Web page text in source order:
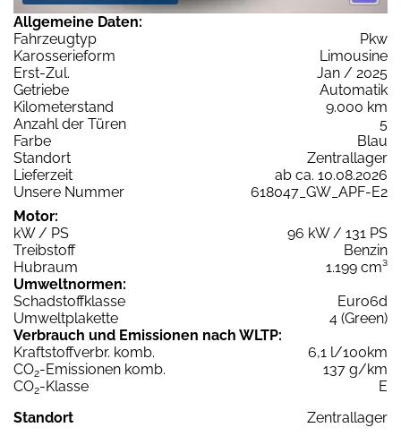
Allgemeine Daten:
Fahrzeugtyp
Pkw
Karosserieform
Limousine
Erst-Zul.
Jan / 2025
Getriebe
Automatik
Kilometerstand
9.000 km
Anzahl der Türen
5
Farbe
Blau
Standort
Zentrallager
Lieferzeit
ab ca. 10.08.2026
Unsere Nummer
618047_GW_APF-E2
Motor:
kW / PS
96 kW / 131 PS
Treibstoff
Benzin
Hubraum
1.199 cm³
Umweltnormen:
Schadstoffklasse
Euro6d
Umweltplakette
4 (Green)
Verbrauch und Emissionen nach WLTP:
Kraftstoffverbr. komb.
6,1 l/100km
CO2-Emissionen komb.
137 g/km
CO2-Klasse
E
Standort
Zentrallager